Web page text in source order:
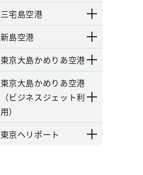
三宅島空港
新島空港
東京大島かめりあ空港
東京大島かめりあ空港
（ビジネスジェット利
用）
東京ヘリポート